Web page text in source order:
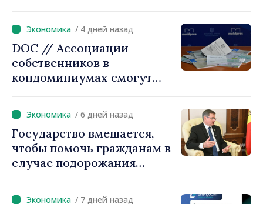
/ 4 дней назад
DOC // Ассоциации
собственников в
кондоминиумах смогут
повышение
энергоэффективности
многоквартирных домов
/ 6 дней назад
Государство вмешается,
чтобы помочь гражданам в
случае подорожания
Председатель парламента
/ 7 дней назад